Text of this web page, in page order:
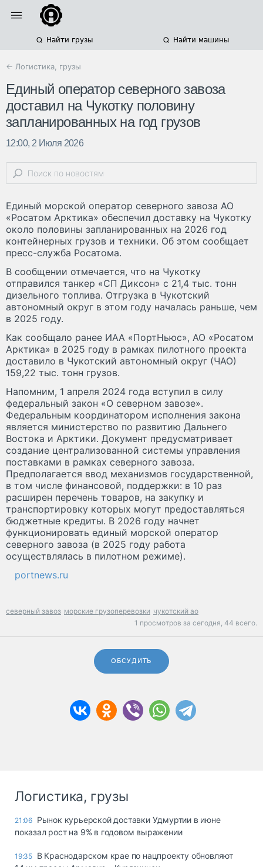
Найти грузы Найти машины
← Логистика, грузы
Единый оператор северного завоза
доставил на Чукотку половину
запланированных на год грузов
12:00, 2 Июля 2026
Единый морской оператор северного завоза АО
«Росатом Арктика» обеспечил доставку на Чукотку
около половины запланированных на 2026 год
контейнерных грузов и техники. Об этом сообщает
пресс-служба Росатома.
В сообщении отмечается, что на Чукотку
отправился танкер «СП Диксон» с 21,4 тыс. тонн
дизельного топлива. Отгрузка в Чукотский
автономный округ в этом году началась раньше, чем
в 2025 году.
Как сообщало ранее ИАА «ПортНьюс», АО «Росатом
Арктика» в 2025 году в рамках пилотного проекта
доставило в Чукотский автономный округ (ЧАО)
159,22 тыс. тонн грузов.
Напомним, 1 апреля 2024 года вступил в силу
федеральный закон «О северном завозе».
Федеральным координатором исполнения закона
является министерство по развитию Дальнего
Востока и Арктики. Документ предусматривает
создание централизованной системы управления
поставками в рамках северного завоза.
Предполагается ввод механизмов государственной,
в том числе финансовой, поддержки: в 10 раз
расширен перечень товаров, на закупку и
транспортировку которых могут предоставляться
бюджетные кредиты. В 2026 году начнет
функционировать единый морской оператор
северного завоза (в 2025 году работа
осуществлялась в пилотном режиме).
portnews.ru
северный завоз морские грузоперевозки чукотский ао
1 просмотров за сегодня, 44 всего.
ОБСУДИТЬ
Логистика, грузы
21:06 Рынок курьерской доставки Удмуртии в июне
показал рост на 9% в годовом выражении
19:35 В Краснодарском крае по нацпроекту обновляют